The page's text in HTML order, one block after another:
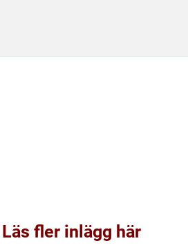
Läs fler inlägg här